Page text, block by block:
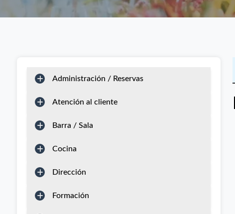
Administración / Reservas
Atención al cliente
Barra / Sala
Cocina
Dirección
Formación